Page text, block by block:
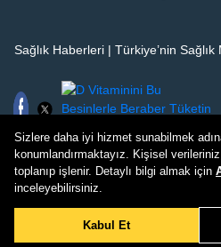
Sağlık Haberleri | Türkiye’nin Sağlık
Sağlık İhbar
Sizlere daha iyi hizmet sunabilmek
konumlandırmaktayız. Kişisel
toplanıp işlenir. Detaylı bilgi almak için
inceleyebilirsiniz.
Kabul Et